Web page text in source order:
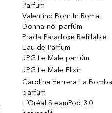
Parfum
Valentino Born In Roma
Donna női parfüm
Prada Paradoxe Refillable
Eau de Parfum
JPG Le Male parfüm
JPG Le Male Elixir
Carolina Herrera La Bomba
parfüm
L´Oréal SteamPod 3.0